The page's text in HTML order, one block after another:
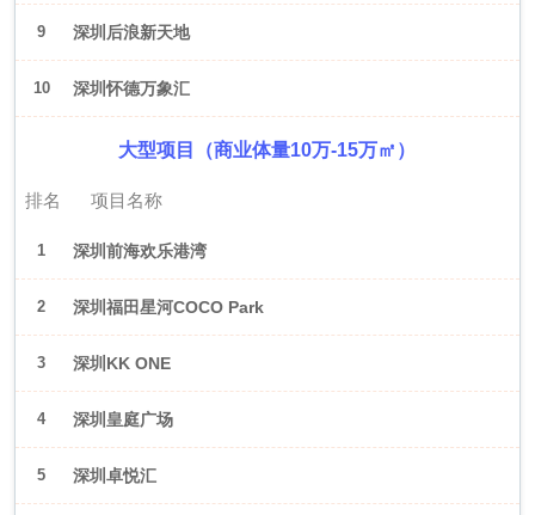
9 深圳后浪新天地
10 深圳怀德万象汇
大型项目（商业体量10万-15万㎡）
排名 项目名称
1 深圳前海欢乐港湾
2 深圳福田星河COCO Park
3 深圳KK ONE
4 深圳皇庭广场
5 深圳卓悦汇